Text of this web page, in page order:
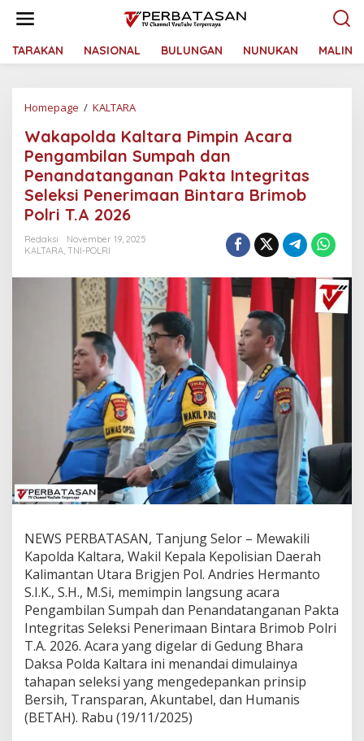
t
TARAKAN NASIONAL BULUNGAN NUNUKAN
Homepage / KALTARA
k
a
p
o
l
K
t
a
a
m
p
c
a
r
a
P
n
g
a
m
b
i
l
a
n
S
u
p
a
Wakapolda Kaltara Pimpin Acara
Pengambilan Sumpah dan
Penandatanganan Pakta Integritas
Seleksi Penerimaan Bintara Brimob
Polri T.A 2026
Redaksi
November 19, 2025
KALTARA, TNI-POLRI
NEWS PERBATASAN, Tanjung Selor – Mewakili
Kapolda Kaltara, Wakil Kepala Kepolisian Daerah
Kalimantan Utara Brigjen Pol. Andries Hermanto
S.I.K., S.H., M.Si, memimpin langsung acara
Pengambilan Sumpah dan Penandatanganan Pakta
Integritas Seleksi Penerimaan Bintara Brimob Polri
T.A. 2026. Acara yang digelar di Gedung Bhara
Daksa Polda Kaltara ini menandai dimulainya
tahapan seleksi yang mengedepankan prinsip
Bersih, Transparan, Akuntabel, dan Humanis
(BETAH). Rabu (19/11/2025)